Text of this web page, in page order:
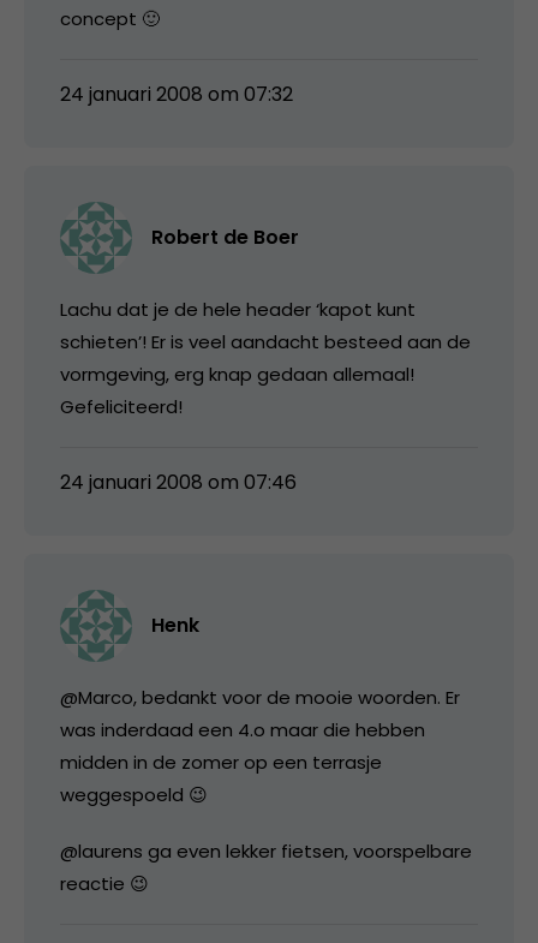
concept 🙂
24 januari 2008 om 07:32
Robert de Boer
Lachu dat je de hele header ‘kapot kunt
schieten’! Er is veel aandacht besteed aan de
vormgeving, erg knap gedaan allemaal!
Gefeliciteerd!
24 januari 2008 om 07:46
Henk
@Marco, bedankt voor de mooie woorden. Er
was inderdaad een 4.o maar die hebben
midden in de zomer op een terrasje
weggespoeld 😉
@laurens ga even lekker fietsen, voorspelbare
reactie 😉